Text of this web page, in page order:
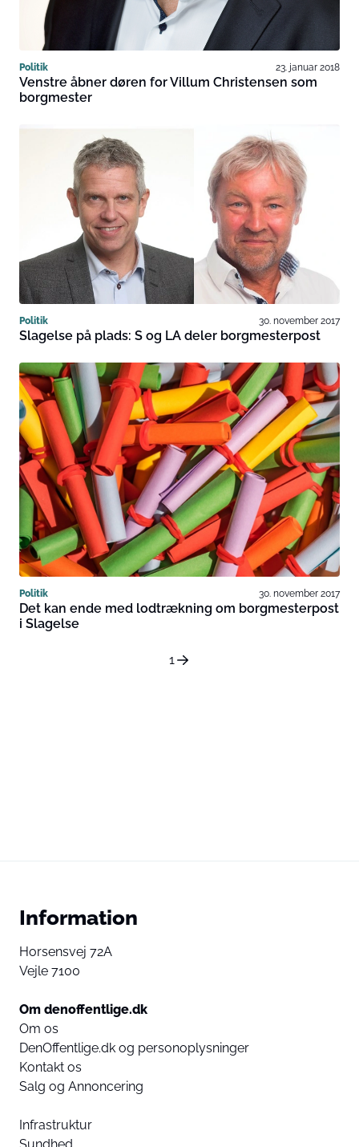
Politik 23. januar 2018
Venstre åbner døren for Villum Christensen som
borgmester
Politik 30. november 2017
Slagelse på plads: S og LA deler borgmesterpost
Politik 30. november 2017
Det kan ende med lodtrækning om borgmesterpost
i Slagelse
1
Information
Horsensvej 72A
Vejle 7100
Om denoffentlige.dk
Om os
DenOffentlige.dk og personoplysninger
Kontakt os
Salg og Annoncering
Infrastruktur
Sundhed